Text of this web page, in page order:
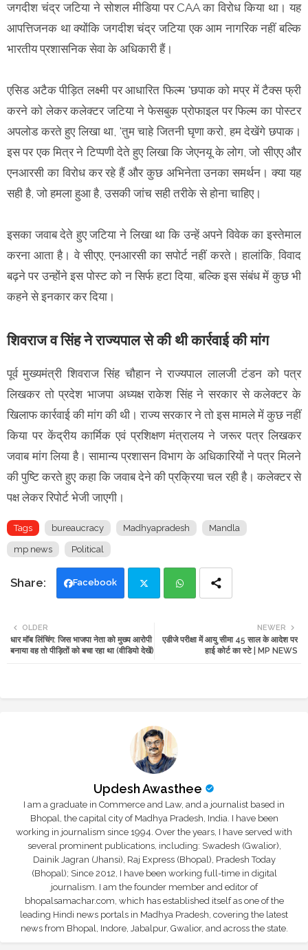
जगदीश चंद्र जटिया ने सोशल मीडिया पर CAA का विरोध किया था। यह
आपत्तिजनक था क्योंकि जगदीश चंद्र जटिया एक आम नागरिक नहीं बल्कि
भारतीय प्रशासनिक सेवा के अधिकारी हैं।
एसिड अटैक पीड़ित लक्ष्मी पर आधारित फिल्म 'छपाक को मप्र में टैक्स फ्री
करने को लेकर कलेक्टर जटिया ने फेसबुक प्रोफाइल पर फिल्म का पोस्टर
अपलोड करते हुए लिखा था, 'तुम चाहे जितनी घृणा करो, हम देखेंगे छपाक।
इस पर एक मित्र ने टिप्पणी देते हुए लिखा कि जेएनयू के लोग, जो सीएए और
एनआरसी का विरोध कर रहे हैं और कुछ अभिनेता उनका समर्थन। क्या यह
सही है, जो हमला हुआ है, उसकी जांच सही तरीके से होना चाहिए।
इसका जवाब देते हुए जटिया ने लिखा था कि उन्हें अपने विवेक का इस्तेमाल
करना आता है। वे सीएए, एनआरसी का सपोर्ट नहीं करते। हालांकि, विवाद
बढ़ने पर उन्होंने इस पोस्ट को न सिर्फ हटा दिया, बल्कि इस संबंध में कुछ भी
कहने से इनकार कर दिया।
शिवराज व सिंह ने राज्यपाल से की थी कार्रवाई की मांग
पूर्व मुख्यमंत्री शिवराज सिंह चौहान ने राज्यपाल लालजी टंडन को पत्र
लिखकर तो प्रदेश भाजपा अध्यक्ष राकेश सिंह ने सरकार से कलेक्टर के
खिलाफ कार्रवाई की मांग की थी। राज्य सरकार ने तो इस मामले में कुछ नहीं
किया पर केंद्रीय कार्मिक एवं प्रशिक्षण मंत्रालय ने जरूर पत्र लिखकर
जवाब मांग लिया है। सामान्य प्रशासन विभाग के अधिकारियों ने पत्र मिलने
की पुष्टि करते हुए कहा कि जवाब देने की प्रक्रिया चल रही है। कलेक्टर से
पक्ष लेकर रिपोर्ट भेजी जाएगी।
Tags bureaucracy Madhyapradesh Mandla
mp news Political
Facebook
tte ats
NEWER
एडीजे परीक्षा में आयु सीमा 45 साल के आदेश पर
हाई कोर्ट का स्टे | MP NEWS
OLDER
धार मॉब लिंचिंग: जिस भाजपा नेता को मुख्य आरोपी
बनाया वह तो पीड़ितों को बचा रहा था (वीडियो देखें)
Updesh Awasthee
I am a graduate in Commerce and Law, and a journalist based in
Bhopal, the capital city of Madhya Pradesh, India. I have been
working in journalism since 1994. Over the years, I have served with
several prominent publications, including: Swadesh (Gwalior),
Dainik Jagran (Jhansi), Raj Express (Bhopal), Pradesh Today
(Bhopal); Since 2012, I have been working full-time in digital
journalism. I am the founder member and editor of
bhopalsamachar.com, which has established itself as one of the
leading Hindi news portals in Madhya Pradesh, covering the latest
news from Bhopal, Indore, Jabalpur, Gwalior, and across the state.